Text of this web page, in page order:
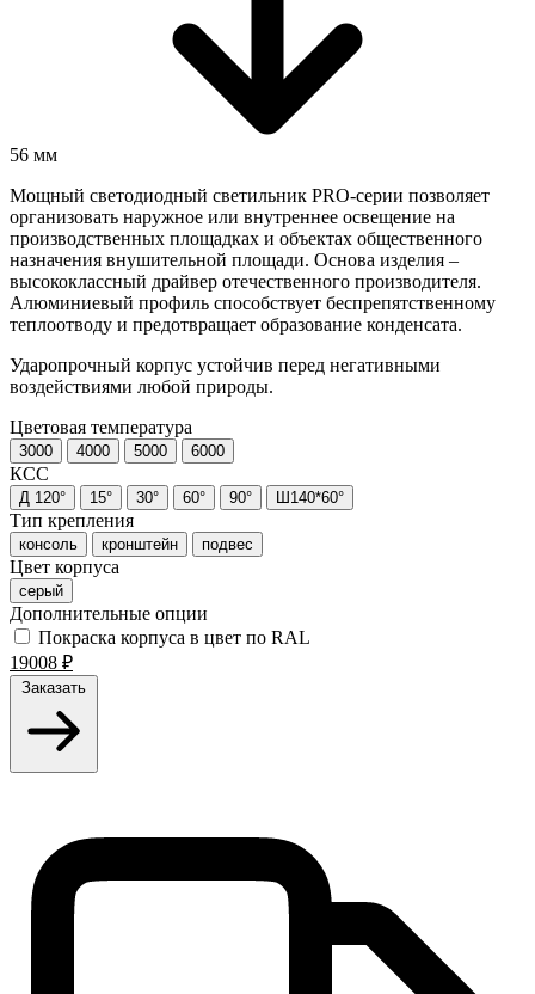
56 мм
Мощный светодиодный светильник PRO-серии позволяет
организовать наружное или внутреннее освещение на
производственных площадках и объектах общественного
назначения внушительной площади. Основа изделия –
высококлассный драйвер отечественного производителя.
Алюминиевый профиль способствует беспрепятственному
теплоотводу и предотвращает образование конденсата.
Ударопрочный корпус устойчив перед негативными
воздействиями любой природы.
Цветовая температура
3000 4000 5000 6000
КСС
Д 120° 15° 30° 60° 90° Ш140*60°
Тип крепления
консоль кронштейн подвес
Цвет корпуса
серый
Дополнительные опции
Покраска корпуса в цвет по RAL
19008 ₽
Заказать